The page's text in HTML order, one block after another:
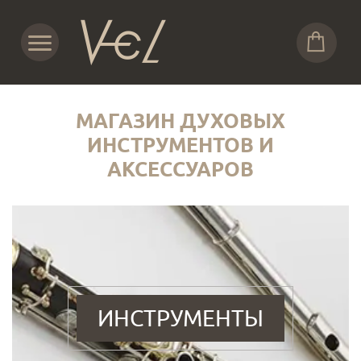
МАГАЗИН ДУХОВЫХ
ИНСТРУМЕНТОВ И
АКСЕССУАРОВ
ИНСТРУМЕНТЫ